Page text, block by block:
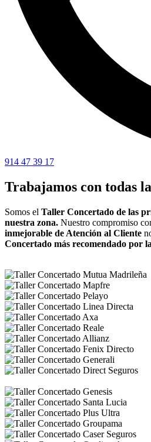
914 47 39 17
Trabajamos con todas
Somos el Taller Concertado de las
nuestra zona. Nuestro compromiso
inmejorable de Atención al Cliente
Concertado más recomendado por